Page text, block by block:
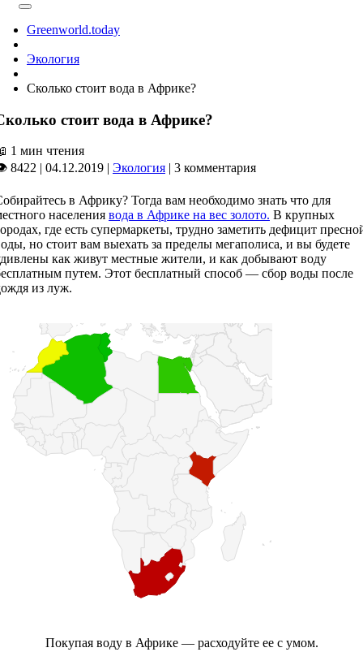
Greenworld.today
Экология
Сколько стоит вода в Африке?
стоит вода в Африке?
1 мин чтения
8422 | 04.12.2019 | Экология | 3 комментария
в Африку? Тогда вам необходимо знать что для
населения вода в Африке на вес золото. В крупных
где есть супермаркеты, трудно заметить дефицит
но стоит вам выехать за пределы мегаполиса, и вы будете
как живут местные жители, и как добывают воду
путем. Этот бесплатный способ — сбор воды после
из луж.
Покупая воду в Африке — расходуйте ее с умом.